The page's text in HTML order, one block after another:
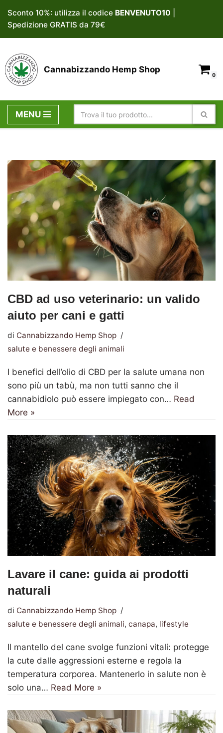
Vai
al
contenuto
Sconto 10%: utilizza il codice BENVENUTO10
Spedizione GRATIS da 79€
Cannabizzando Hemp Shop
0
MENU
CBD ad uso veterinario: un valido
aiuto per cani e gatti
di Cannabizzando Hemp Shop
salute e benessere degli animali
I benefici dell’olio di CBD per la salute umana non
sono più un tabù, ma non tutti sanno che il
cannabidiolo può essere impiegato con… Read
More »
Lavare il cane: guida ai prodotti
naturali
di Cannabizzando Hemp Shop
salute e benessere degli animali, canapa, lifestyle
Il mantello del cane svolge funzioni vitali: protegge
la cute dalle aggressioni esterne e regola la
temperatura corporea. Mantenerlo in salute non è
solo una… Read More »